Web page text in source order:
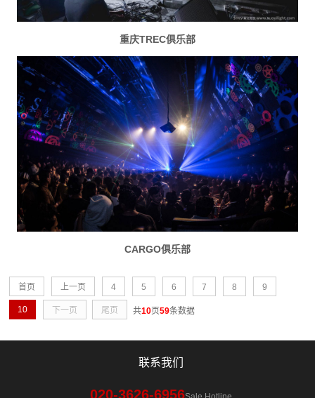
重庆TREC俱乐部
CARGO俱乐部
首页 上一页 4 5 6 7 8 9
10 下一页 尾页 共10页59条数据
联系我们
020-3626-6956